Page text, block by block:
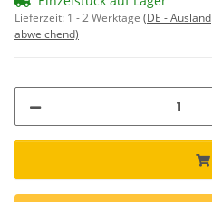
Lieferzeit: 1 - 2 Werktage (DE - Ausland
abweichend)